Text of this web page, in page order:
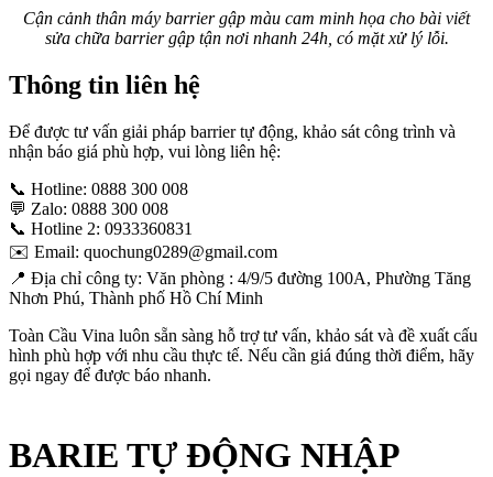
Cận cảnh thân máy barrier gập màu cam minh họa cho bài viết
sửa chữa barrier gập tận nơi nhanh 24h, có mặt xử lý lỗi.
Thông tin liên hệ
Để được tư vấn giải pháp barrier tự động, khảo sát công trình và
nhận báo giá phù hợp, vui lòng liên hệ:
📞 Hotline: 0888 300 008
💬 Zalo: 0888 300 008
📞 Hotline 2: 0933360831
✉️ Email: quochung0289@gmail.com
📍 Địa chỉ công ty: Văn phòng : 4/9/5 đường 100A, Phường Tăng
Nhơn Phú, Thành phố Hồ Chí Minh
Toàn Cầu Vina luôn sẵn sàng hỗ trợ tư vấn, khảo sát và đề xuất cấu
hình phù hợp với nhu cầu thực tế. Nếu cần giá đúng thời điểm, hãy
gọi ngay để được báo nhanh.
BARIE TỰ ĐỘNG NHẬP